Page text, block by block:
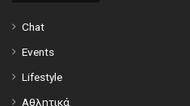
Chat
Events
Lifestyle
Αθλητικά